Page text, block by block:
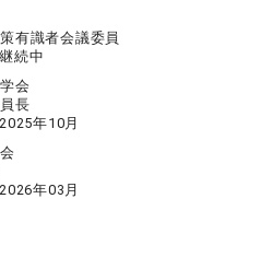
有識者会議委員
続中
会
長
年10月
年03月